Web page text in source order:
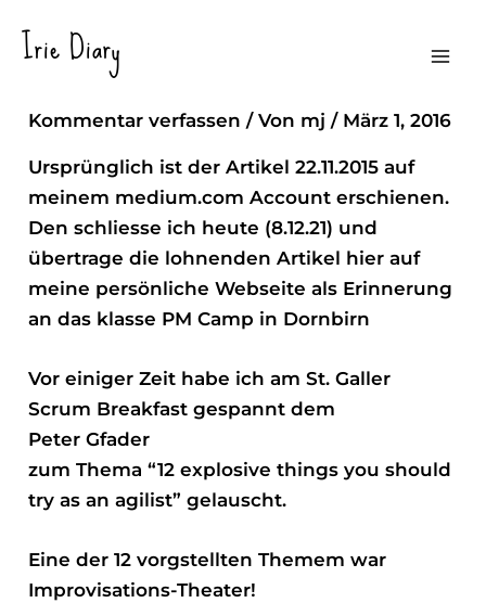
Inhalt
Irie Diary
Improvisations-Theater
Kommentar verfassen / Von mj/ März 1, 2016
Ursprünglich ist der Artikel 22.11.2015 auf
meinem medium.com Account erschienen.
Den schliesse ich heute (8.12.21) und
übertrage die lohnenden Artikel hier auf
meine persönliche Webseite als Erinnerung
an das klasse PM Camp in Dornbirn
Vor einiger Zeit habe ich am St. Galler
Scrum Breakfast gespannt dem
Peter Gfader
zum Thema “12 explosive things you should
try as an agilist” gelauscht.
Eine der 12 vorgstellten Themem war
Improvisations-Theater!